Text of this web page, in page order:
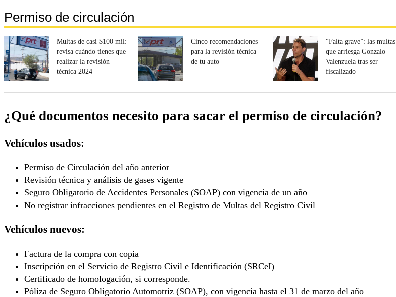
Permiso de circulación
Multas de casi $100 mil:
revisa cuándo tienes que
realizar la revisión
técnica 2024
Cinco recomendaciones
para la revisión técnica
de tu auto
“Falta grave”: las multas
que arriesga Gonzalo
Valenzuela tras ser
fiscalizado
¿Qué documentos necesito para sacar el permiso de circulación?
Vehículos usados:
Permiso de Circulación del año anterior
Revisión técnica y análisis de gases vigente
Seguro Obligatorio de Accidentes Personales (SOAP) con vigencia de un año
No registrar infracciones pendientes en el Registro de Multas del Registro Civil
Vehículos nuevos:
Factura de la compra con copia
Inscripción en el Servicio de Registro Civil e Identificación (SRCeI)
Certificado de homologación, si corresponde.
Póliza de Seguro Obligatorio Automotriz (SOAP), con vigencia hasta el 31 de marzo del año